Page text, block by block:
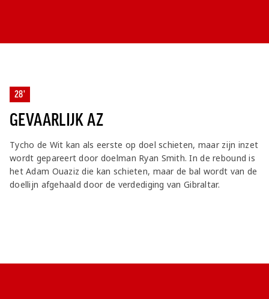
28'
GEVAARLIJK AZ
Tycho de Wit kan als eerste op doel schieten, maar zijn inzet
wordt gepareert door doelman Ryan Smith. In de rebound is
het Adam Ouaziz die kan schieten, maar de bal wordt van de
doellijn afgehaald door de verdediging van Gibraltar.